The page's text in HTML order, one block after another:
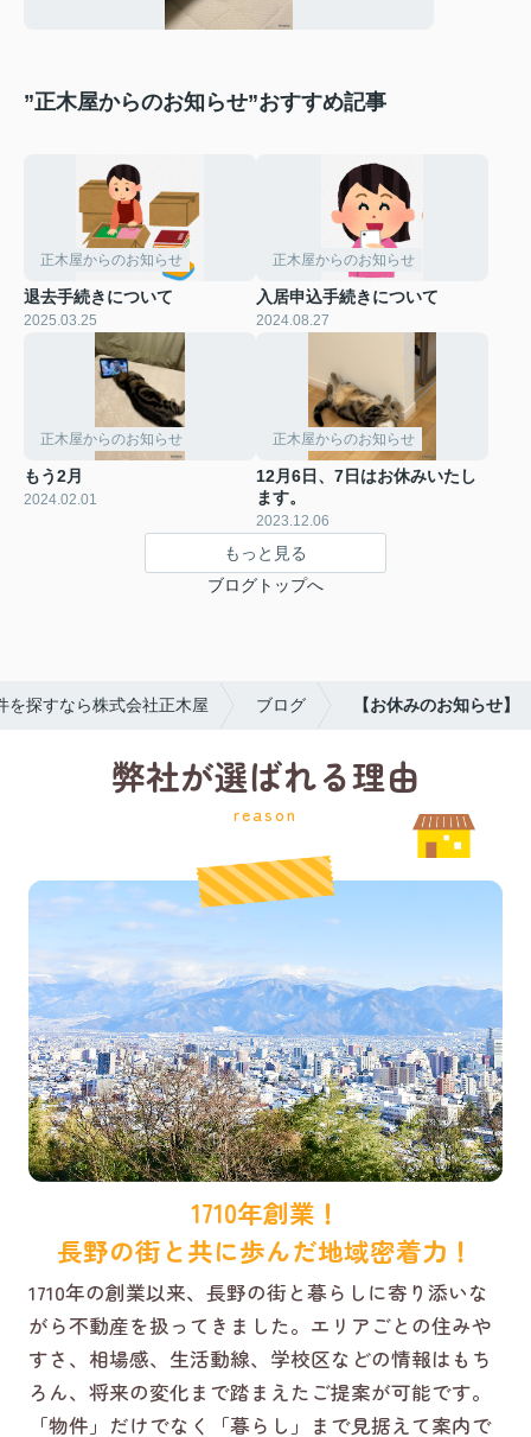
”正木屋からのお知らせ”おすすめ記事
正木屋からのお知らせ
退去手続きについて
2025.03.25
正木屋からのお知らせ
入居申込手続きについて
2024.08.27
正木屋からのお知らせ
もう2月
2024.02.01
正木屋からのお知らせ
12月6日、7日はお休みいたし
ます。
2023.12.06
もっと見る
ブログトップへ
を探すなら株式会社正木屋 ブログ 【お休みのお知らせ】
弊社が選ばれる理由
reason
1710年創業！
長野の街と共に歩んだ地域密着力！
1710年の創業以来、長野の街と暮らしに寄り添いな
がら不動産を扱ってきました。エリアごとの住みや
すさ、相場感、生活動線、学校区などの情報はもち
ろん、将来の変化まで踏まえたご提案が可能です。
「物件」だけでなく「暮らし」まで見据えて案内で